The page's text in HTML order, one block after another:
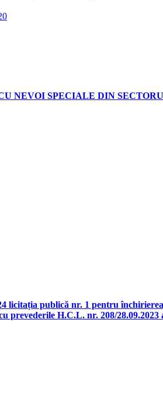
NEVOI SPECIALE DIN
licitația publică nr. 1 pentru
prevederile H.C.L. nr. 208/